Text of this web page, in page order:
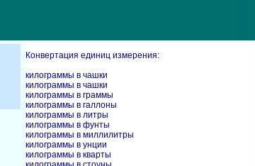
Конвертация единиц измерения:
килограммы в чашки
килограммы в чашки
килограммы в граммы
килограммы в галлоны
килограммы в литры
килограммы в фунты
килограммы в миллилитры
килограммы в унции
килограммы в кварты